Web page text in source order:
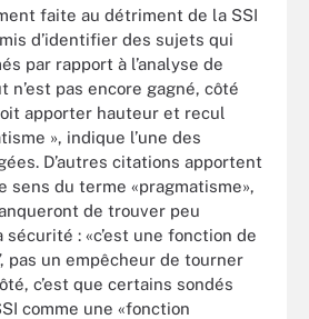
faite au détriment de la SSI
d’identifier des sujets qui
par rapport à l’analyse de
n’est pas encore gagné, côté
apporter hauteur et recul
», indique l’une des
D’autres citations apportent
sens du terme «pragmatisme»,
de trouver peu
: «c’est une fonction de
pas un empêcheur de tourner
c’est que certains sondés
comme une «fonction